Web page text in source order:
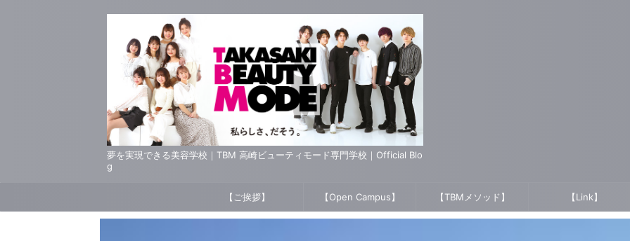
夢を実現できる美容学校｜TBM 高崎ビューティモード専門学校｜Official Blo
g
【ご挨拶】 【Open Campus】 【TBMメソッド】 【Link】